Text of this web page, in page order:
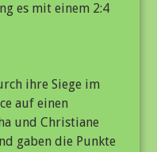
es mit einem 2:4
ihre Siege im
auf einen
und Christiane
gaben die Punkte